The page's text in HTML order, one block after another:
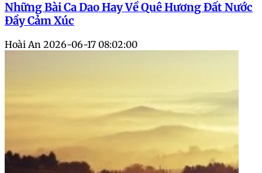
Những Bài Ca Dao Hay Về Quê Hương Đất Nước
Đầy Cảm Xúc
Hoài An 2026-06-17 08:02:00